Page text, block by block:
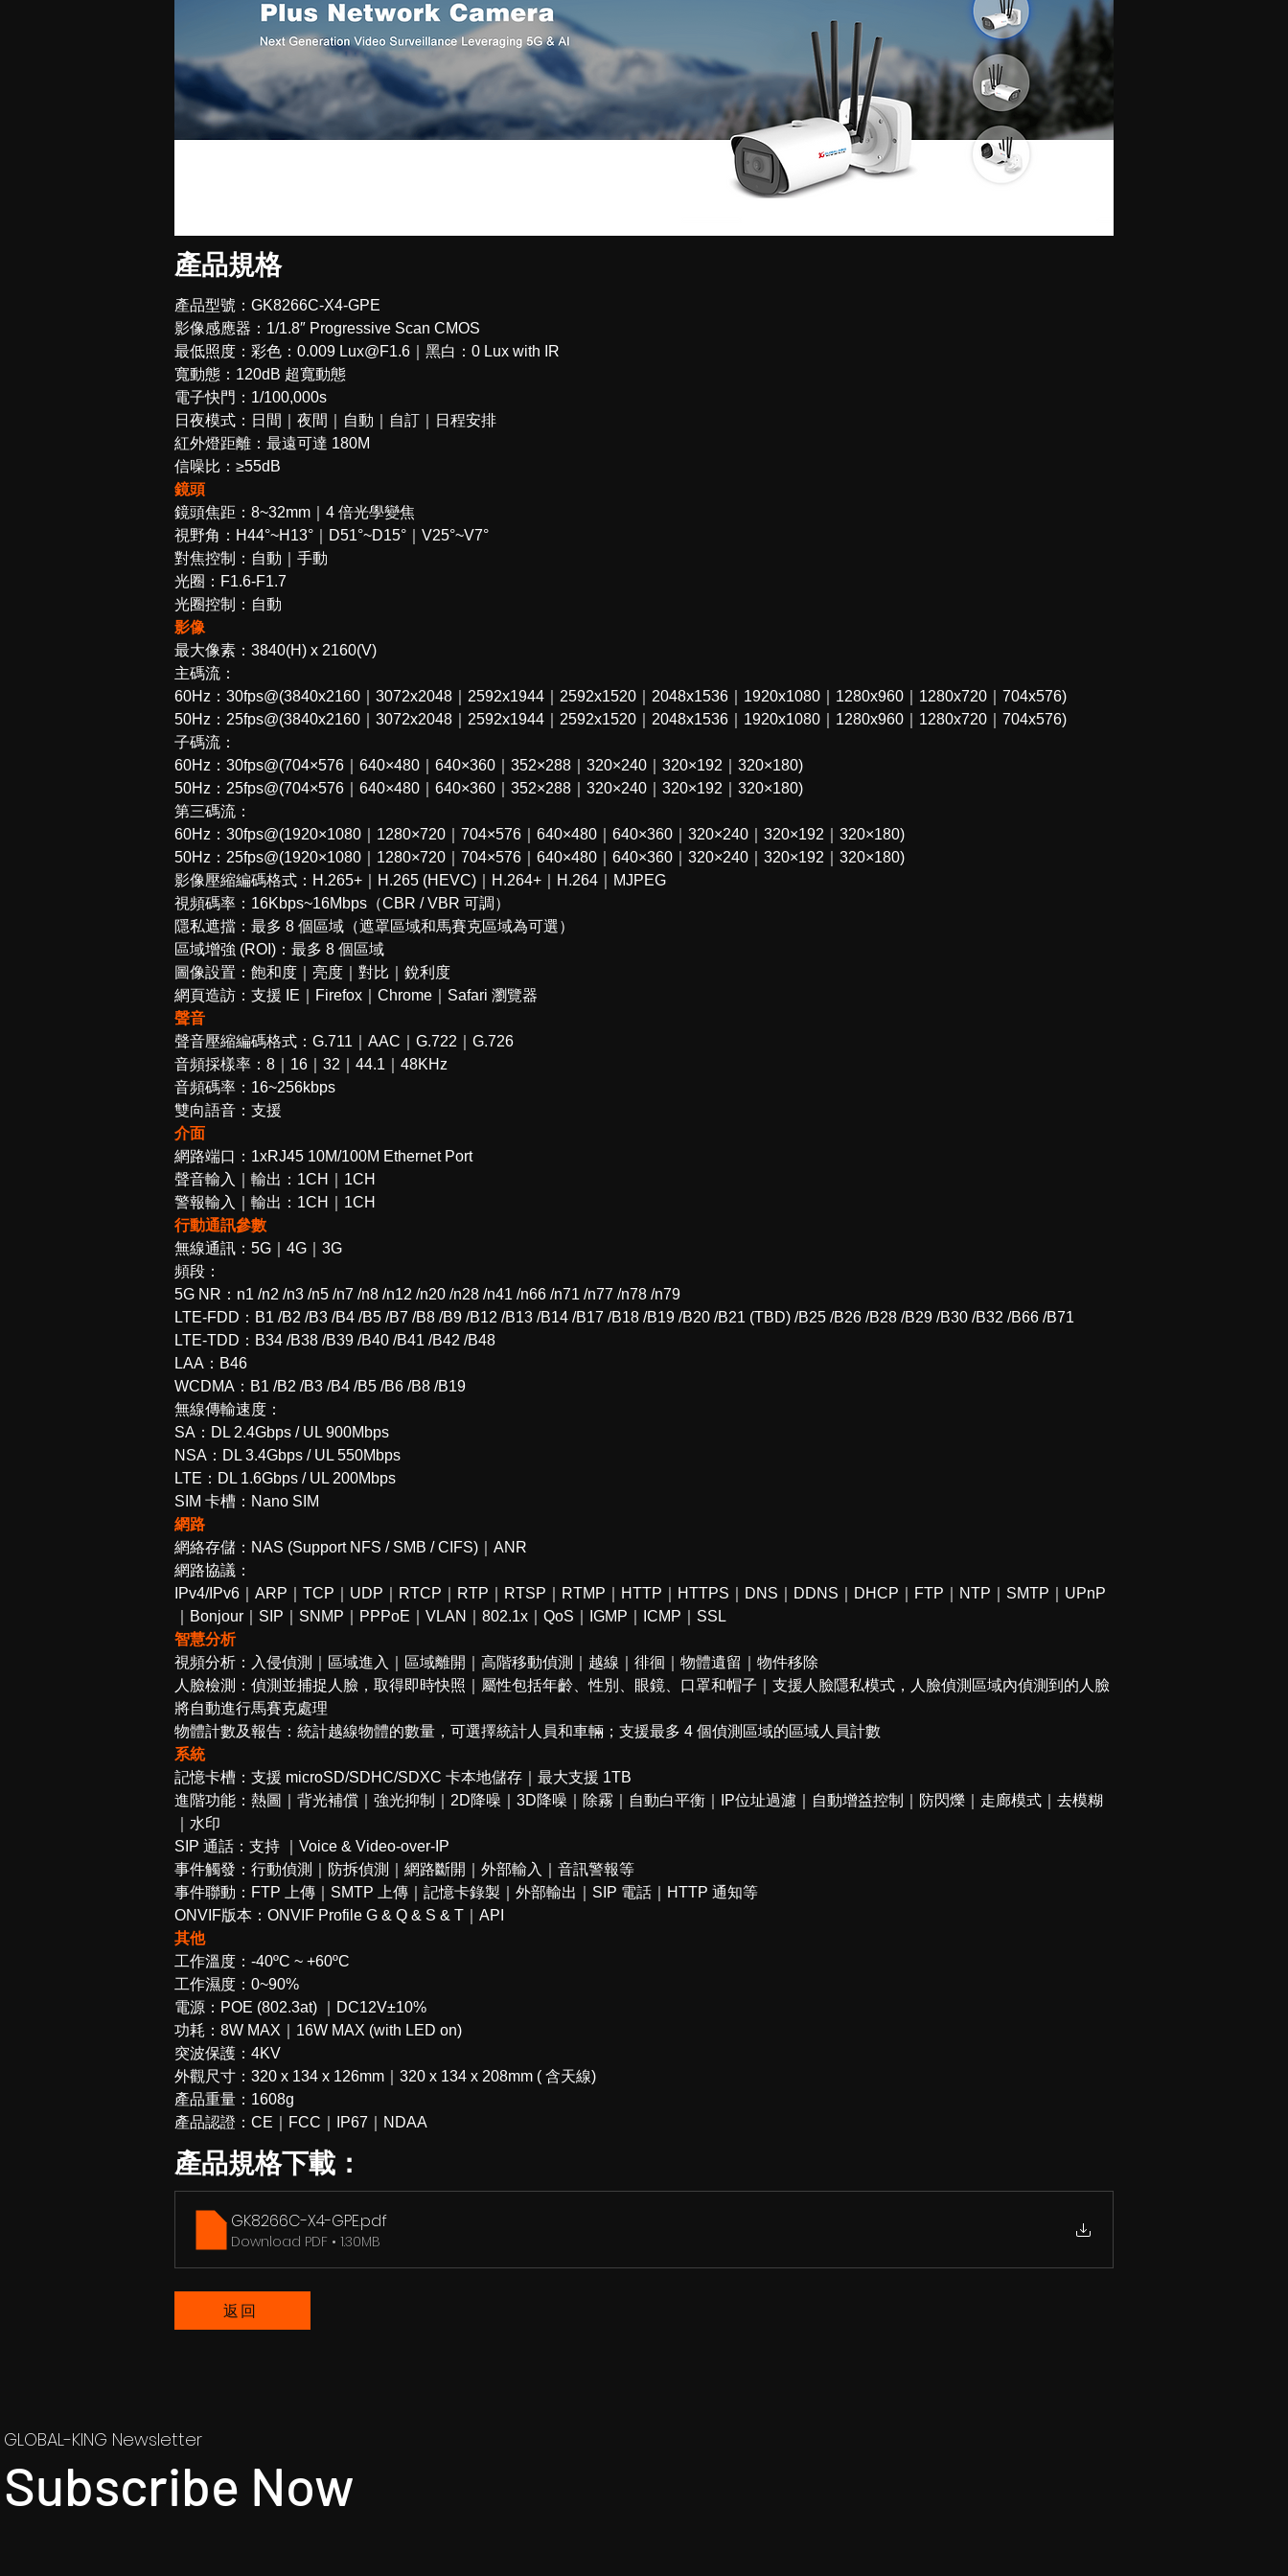
產品規格
產品型號：GK8266C-X4-GPE
影像感應器：1/1.8″ Progressive Scan CMOS
最低照度：彩色：0.009 Lux@F1.6｜黑白：0 Lux with IR
寬動態：120dB 超寬動態
電子快門：1/100,000s
日夜模式：日間｜夜間｜自動｜自訂｜日程安排
紅外燈距離：最遠可達 180M
信噪比：≥55dB
鏡頭
鏡頭焦距：8~32mm｜4 倍光學變焦
視野角：H44°~H13°｜D51°~D15°｜V25°~V7°
對焦控制：自動｜手動
光圈：F1.6-F1.7
光圈控制：自動
影像
最大像素：3840(H) x 2160(V)
主碼流：
60Hz：30fps@(3840x2160｜3072x2048｜2592x1944｜2592x1520｜2048x1536｜1920x1080｜1280x960｜1280x720｜704x576)
50Hz：25fps@(3840x2160｜3072x2048｜2592x1944｜2592x1520｜2048x1536｜1920x1080｜1280x960｜1280x720｜704x576)
子碼流：
60Hz：30fps@(704×576｜640×480｜640×360｜352×288｜320×240｜320×192｜320×180)
50Hz：25fps@(704×576｜640×480｜640×360｜352×288｜320×240｜320×192｜320×180)
第三碼流：
60Hz：30fps@(1920×1080｜1280×720｜704×576｜640×480｜640×360｜320×240｜320×192｜320×180)
50Hz：25fps@(1920×1080｜1280×720｜704×576｜640×480｜640×360｜320×240｜320×192｜320×180)
影像壓縮編碼格式：H.265+｜H.265 (HEVC)｜H.264+｜H.264｜MJPEG
視頻碼率：16Kbps~16Mbps（CBR / VBR 可調）
隱私遮擋：最多 8 個區域（遮罩區域和馬賽克區域為可選）
區域增強 (ROI)：最多 8 個區域
圖像設置：飽和度｜亮度｜對比｜銳利度
網頁造訪：支援 IE｜Firefox｜Chrome｜Safari 瀏覽器
聲音
聲音壓縮編碼格式：G.711｜AAC｜G.722｜G.726
音頻採樣率：8｜16｜32｜44.1｜48KHz
音頻碼率：16~256kbps
雙向語音：支援
介面
網路端口：1xRJ45 10M/100M Ethernet Port
聲音輸入｜輸出：1CH｜1CH
警報輸入｜輸出：1CH｜1CH
行動通訊參數
無線通訊：5G｜4G｜3G
頻段：
5G NR：n1 /n2 /n3 /n5 /n7 /n8 /n12 /n20 /n28 /n41 /n66 /n71 /n77 /n78 /n79
LTE-FDD：B1 /B2 /B3 /B4 /B5 /B7 /B8 /B9 /B12 /B13 /B14 /B17 /B18 /B19 /B20 /B21 (TBD) /B25 /B26 /B28 /B29 /B30 /B32 /B66 /B71
LTE-TDD：B34 /B38 /B39 /B40 /B41 /B42 /B48
LAA：B46
WCDMA：B1 /B2 /B3 /B4 /B5 /B6 /B8 /B19
無線傳輸速度：
SA：DL 2.4Gbps / UL 900Mbps
NSA：DL 3.4Gbps / UL 550Mbps
LTE：DL 1.6Gbps / UL 200Mbps
SIM 卡槽：Nano SIM
網路
網絡存儲：NAS (Support NFS / SMB / CIFS)｜ANR
網路協議：
IPv4/IPv6｜ARP｜TCP｜UDP｜RTCP｜RTP｜RTSP｜RTMP｜HTTP｜HTTPS｜DNS｜DDNS｜DHCP｜FTP｜NTP｜SMTP｜UPnP
｜Bonjour｜SIP｜SNMP｜PPPoE｜VLAN｜802.1x｜QoS｜IGMP｜ICMP｜SSL
智慧分析
視頻分析：入侵偵測｜區域進入｜區域離開｜高階移動偵測｜越線｜徘徊｜物體遺留｜物件移除
人臉檢測：偵測並捕捉人臉，取得即時快照｜屬性包括年齡、性別、眼鏡、口罩和帽子｜支援人臉隱私模式，人臉偵測區域內偵測到的人臉
將自動進行馬賽克處理
物體計數及報告：統計越線物體的數量，可選擇統計人員和車輛；支援最多 4 個偵測區域的區域人員計數
系統
記憶卡槽：支援 microSD/SDHC/SDXC 卡本地儲存｜最大支援 1TB
進階功能：熱圖｜背光補償｜強光抑制｜2D降噪｜3D降噪｜除霧｜自動白平衡｜IP位址過濾｜自動增益控制｜防閃爍｜走廊模式｜去模糊
｜水印
SIP 通話：支持 ｜Voice & Video-over-IP
事件觸發：行動偵測｜防拆偵測｜網路斷開｜外部輸入｜音訊警報等
事件聯動：FTP 上傳｜SMTP 上傳｜記憶卡錄製｜外部輸出｜SIP 電話｜HTTP 通知等
ONVIF版本：ONVIF Profile G & Q & S & T｜API
其他
工作溫度：-40ºC ~ +60ºC
工作濕度：0~90%
電源：POE (802.3at) ｜DC12V±10%
功耗：8W MAX｜16W MAX (with LED on)
突波保護：4KV
外觀尺寸：320 x 134 x 126mm｜320 x 134 x 208mm ( 含天線)
產品重量：1608g
產品認證：CE｜FCC｜IP67｜NDAA
產品規格下載：
GK8266C-X4-GPE.pdf
Download PDF • 1.30MB
返回
GLOBAL-KING Newsletter
Subscribe Now